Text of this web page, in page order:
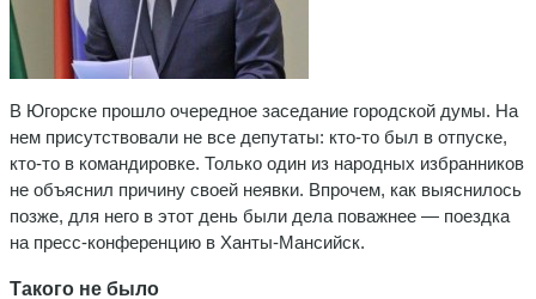
В Югорске прошло очередное заседание городской думы. На
нем присутствовали не все депутаты: кто-то был в отпуске,
кто-то в командировке. Только один из народных избранников
не объяснил причину своей неявки. Впрочем, как выяснилось
позже, для него в этот день были дела поважнее — поездка
на пресс-конференцию в Ханты-Мансийск.
Такого не было